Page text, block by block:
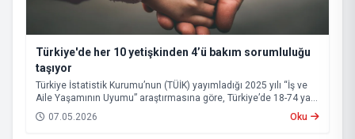
Türkiye'de her 10 yetişkinden 4’ü bakım sorumluluğu
taşıyor
Türkiye İstatistik Kurumu’nun (TÜİK) yayımladığı 2025 yılı “İş ve
Aile Yaşamının Uyumu” araştırmasına göre, Türkiye’de 18-74 yaş
grubundaki nüfusun yüzde 43,1’i bakım sorumluluğu üstleniyor.
07.05.2026 Oku